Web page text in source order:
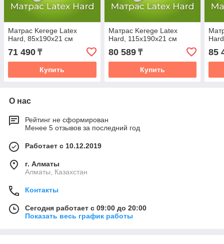
Матрас Kerege Latex
Hard, 85x190x21 см
71 490 ₸
Купить
Матрас Kerege Latex
Hard, 115x190x21 см
80 589₸
Купить
85
О нас
Рейтинг не сформирован
Менее 5 отзывов за последний год
Работает с 10.12.2019
г. Алматы
Алматы, Казахстан
Контакты
Сегодня работает с 09:00 до 20:00
Показать весь график работы